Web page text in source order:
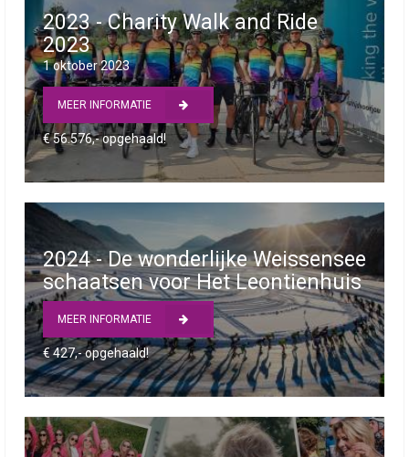
2023 - Charity Walk and Ride
2023
1 oktober 2023
MEER INFORMATIE
€ 56.576,- opgehaald!
2024 - De wonderlijke Weissensee
schaatsen voor Het Leontienhuis
MEER INFORMATIE
€ 427,- opgehaald!